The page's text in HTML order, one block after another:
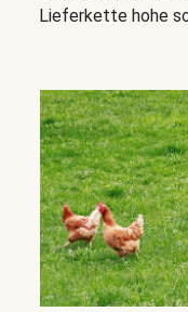
Lieferkette hohe